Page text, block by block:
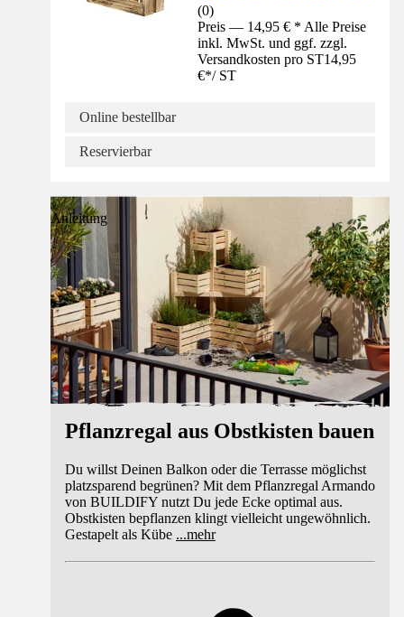
(0)
Preis — 14,95 € * Alle Preise
inkl. MwSt. und ggf. zzgl.
Versandkosten pro ST14,95
€*/ ST
Online bestellbar
Reservierbar
Anleitung
Pflanzregal aus Obstkisten bauen
Du willst Deinen Balkon oder die Terrasse möglichst
platzsparend begrünen? Mit dem Pflanzregal Armando
von BUILDIFY nutzt Du jede Ecke optimal aus.
Obstkisten bepflanzen klingt vielleicht ungewöhnlich.
Gestapelt als Kübe ...mehr